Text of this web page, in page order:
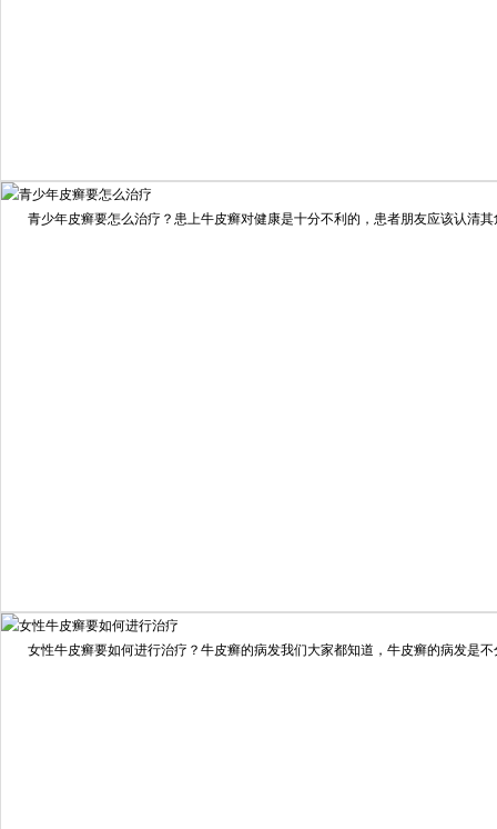
我要咨询我要预约
擅长：住院部主任 【个人简介】 肖建华，成都银康银屑病...
我要咨询 我要预约
青少年皮癣要怎么治疗？患上牛皮癣对健康是十分不利的，患者朋友应该认清其
女性牛皮癣要如何进行治疗？牛皮癣的病发我们大家都知道，牛皮癣的病发是不